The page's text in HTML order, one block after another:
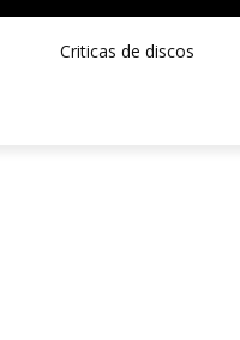
Criticas de discos